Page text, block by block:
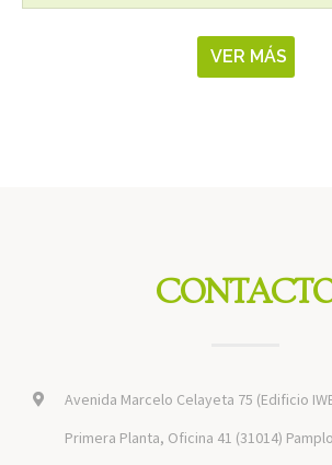
VER MÁS
Avenida Marcelo Celayeta 75 (Edificio
Primera Planta, Oficina 41 (31014)